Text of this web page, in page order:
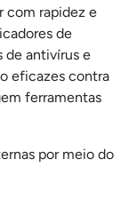
com rapidez e
de
de antivírus e
eficazes contra
ferramentas
por meio do